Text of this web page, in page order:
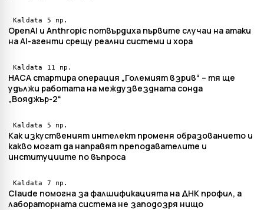
Kaldata 5 пр.
OpenAI и Anthropic потвърдиха първите случаи на атаки
на AI-агенти срещу реални системи и хора
Kaldata 11 пр.
НАСА стартира операция „Големият взрив“ – тя ще
удължи работата на междузвездната сонда
„Вояджър-2“
Kaldata 5 пр.
Как изкуственият интелект променя образованието и
какво могат да направят преподавателите и
институциите по въпроса
Kaldata 7 пр.
Claude помогна за фалшификацията на ДНК профил, а
лабораторната система не заподозря нищо